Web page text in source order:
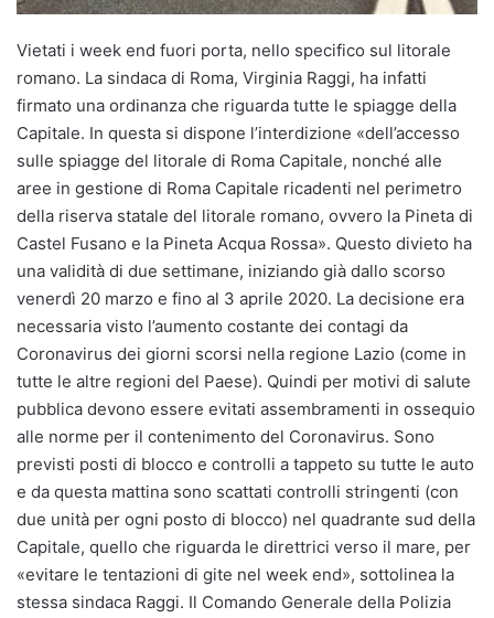
Vietati i week end fuori porta, nello specifico sul litorale
romano. La sindaca di Roma, Virginia Raggi, ha infatti
firmato una ordinanza che riguarda tutte le spiagge della
Capitale. In questa si dispone l’interdizione «dell’accesso
sulle spiagge del litorale di Roma Capitale, nonché alle
aree in gestione di Roma Capitale ricadenti nel perimetro
della riserva statale del litorale romano, ovvero la Pineta di
Castel Fusano e la Pineta Acqua Rossa». Questo divieto ha
una validità di due settimane, iniziando già dallo scorso
venerdì 20 marzo e fino al 3 aprile 2020. La decisione era
necessaria visto l’aumento costante dei contagi da
Coronavirus dei giorni scorsi nella regione Lazio (come in
tutte le altre regioni del Paese). Quindi per motivi di salute
pubblica devono essere evitati assembramenti in ossequio
alle norme per il contenimento del Coronavirus. Sono
previsti posti di blocco e controlli a tappeto su tutte le auto
e da questa mattina sono scattati controlli stringenti (con
due unità per ogni posto di blocco) nel quadrante sud della
Capitale, quello che riguarda le direttrici verso il mare, per
«evitare le tentazioni di gite nel week end», sottolinea la
stessa sindaca Raggi. Il Comando Generale della Polizia